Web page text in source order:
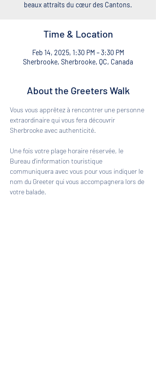
beaux attraits du cœur des Cantons.
Time & Location
Feb 14, 2025, 1:30 PM – 3:30 PM
Sherbrooke, Sherbrooke, QC, Canada
About the Greeters Walk
Vous vous apprêtez à rencontrer une personne
extraordinaire qui vous fera découvrir
Sherbrooke avec authenticité.
Une fois votre plage horaire réservée, le
Bureau d'information touristique
communiquera avec vous pour vous indiquer le
nom du Greeter qui vous accompagnera lors de
votre balade.